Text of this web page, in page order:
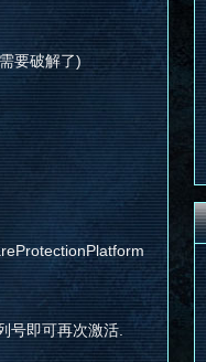
要破解了)
号即可再次激活.